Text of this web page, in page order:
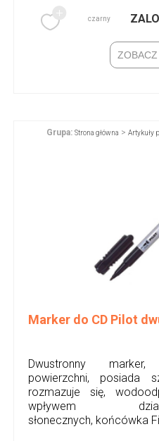
czarny
Grupa: Strona główna > Artykuły
Marker do CD Pilot
Dwustronny
powierzchni, posiada
rozmazuje się,
wpływem
słonecznych, końcówka